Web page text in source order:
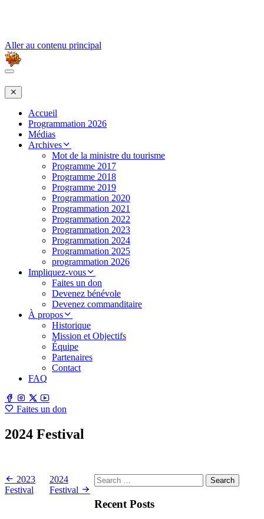
Aller au contenu principal
Accueil
Programmation 2026
Médias
Archives
Mot de la ministre du tourisme
Programme 2017
Programme 2018
Programme 2019
Programmation 2020
Programmation 2021
Programmation 2022
Programmation 2023
Programmation 2024
Programmation 2025
programmation 2026
Impliquez-vous
Faites un don
Devenez bénévole
Devenez commanditaire
À propos
Historique
Mission et Objectifs
Équipe
Partenaires
Contact
FAQ
Faites un don
2024 Festival
2023
Festival
2024
Festival
Search
for:
Recent Posts